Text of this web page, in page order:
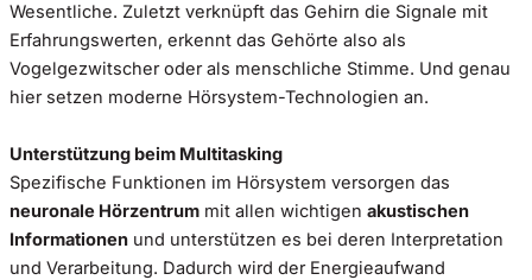
Wesentliche. Zuletzt verknüpft das Gehirn die Signale mit
Erfahrungswerten, erkennt das Gehörte also als
Vogelgezwitscher oder als menschliche Stimme. Und genau
hier setzen moderne Hörsystem-Technologien an.
Unterstützung beim Multitasking
Spezifische Funktionen im Hörsystem versorgen das
neuronale Hörzentrum mit allen wichtigen akustischen
Informationen und unterstützen es bei deren Interpretation
und Verarbeitung. Dadurch wird der Energieaufwand